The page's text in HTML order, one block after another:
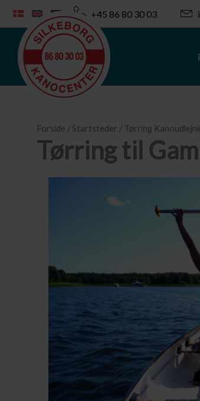
indholdet
+45 86 80 30 03
Forside / Startsteder / Tørring
Tørring til